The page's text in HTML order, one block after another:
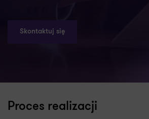
Skontaktuj się
Proces realizacji